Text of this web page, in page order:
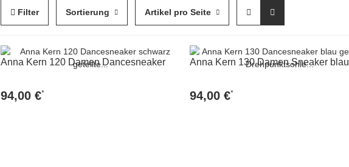
Filter Sortierung Artikel pro Seite
Anna Kern 120 Damen Dancesneaker
94,00 €*
Anna Kern 130 Damen Sneaker blau
94,00 €*